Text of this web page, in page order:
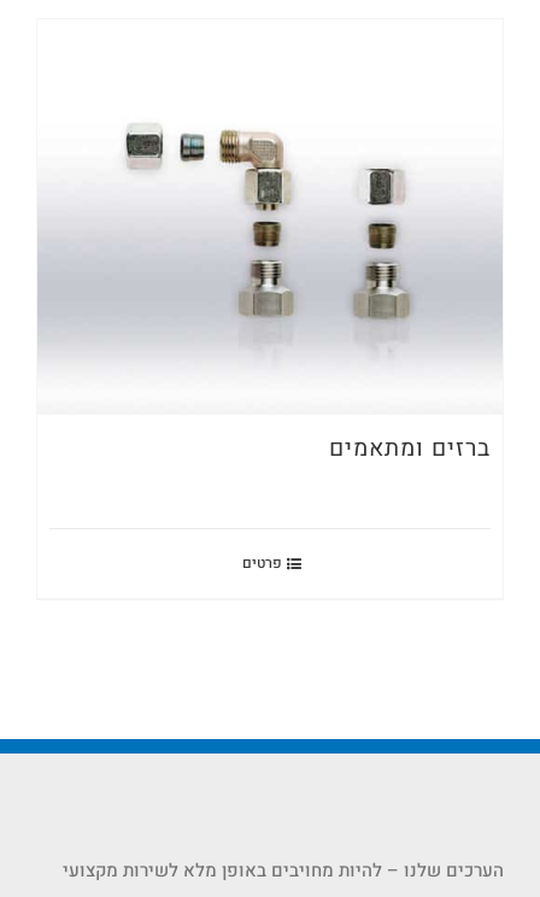
ברזים ומתאמים
פרטים
הערכים שלנו – להיות מחויבים באופן מלא לשירות מקצועי